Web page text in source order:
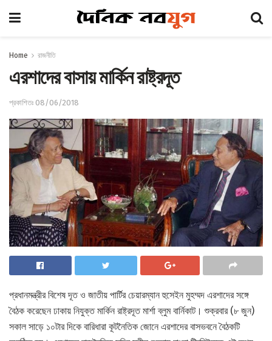
Home রাজনীতি
এরশাদের বাসায় মার্কিন রাষ্ট্রদূত
প্রকাশিতঃ 08/06/2018
প্রধানমন্ত্রীর বিশেষ দূত ও জাতীয় পার্টির চেয়ারম্যান হুসেইন মুহম্মদ এরশাদের সঙ্গে
বৈঠক করেছেন ঢাকায় নিযুক্ত মার্কিন রাষ্ট্রদূত মার্শা ব্লুম বার্নিকাট। শুক্রবার (৮ জুন)
সকাল সাড়ে ১০টার দিকে বারিধারা কূটনৈতিক জোনে এরশাদের বাসভবনে বৈঠকটি